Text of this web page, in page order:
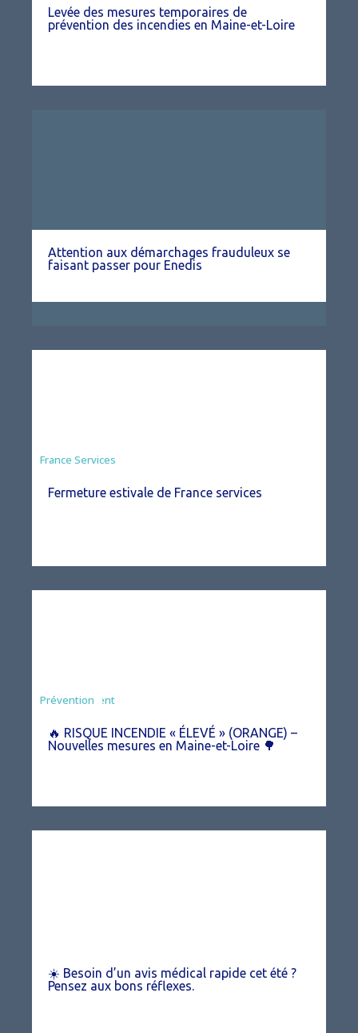
Levée des mesures temporaires de
prévention des incendies en Maine-et-Loire
Attention aux démarchages frauduleux se
faisant passer pour Enedis
France Services
Fermeture estivale de France services
Agriculture
Arrêté
Environnement
Prévention
🔥 RISQUE INCENDIE « ÉLEVÉ » (ORANGE) –
Nouvelles mesures en Maine-et-Loire 🌳
☀️ Besoin d’un avis médical rapide cet été ?
Pensez aux bons réflexes.